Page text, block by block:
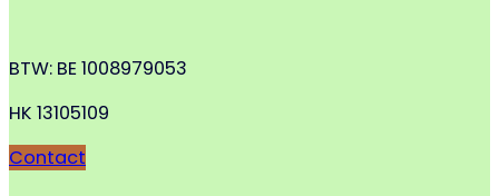
BTW: BE 1008979053
HK 13105109
Contact